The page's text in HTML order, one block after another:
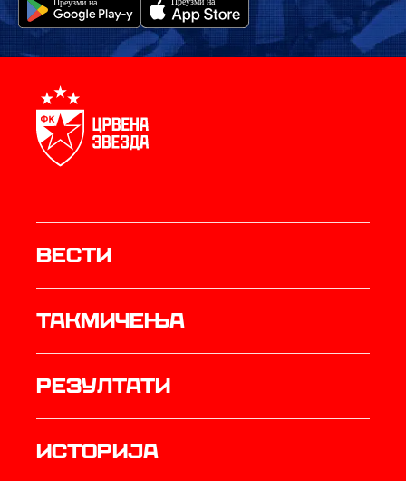
Вести
Такмичења
резултати
историја